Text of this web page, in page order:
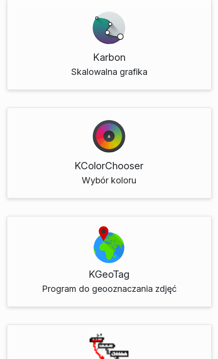
Karbon
Skalowalna grafika
KColorChooser
Wybór koloru
KGeoTag
Program do geooznaczania zdjęć